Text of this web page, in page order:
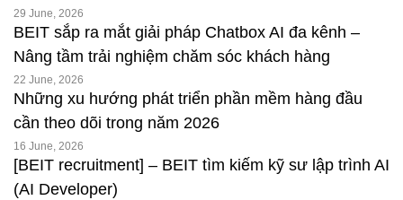
BEIT sắp ra mắt giải pháp Chatbox AI đa kênh –
Nâng tầm trải nghiệm chăm sóc khách hàng
29 June, 2026
Những xu hướng phát triển phần mềm hàng đầu
cần theo dõi trong năm 2026
22 June, 2026
[BEIT recruitment] – BEIT tìm kiếm kỹ sư lập trình AI
(AI Developer)
16 June, 2026